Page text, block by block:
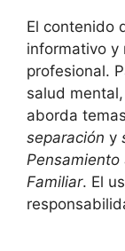
El contenido
informativo y
profesional.
salud
aborda
separación y
Pensamiento
Familiar. El